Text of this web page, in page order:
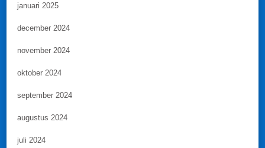
januari 2025
december 2024
november 2024
oktober 2024
september 2024
augustus 2024
juli 2024